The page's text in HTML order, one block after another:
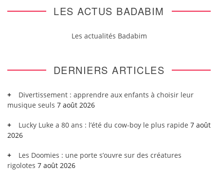
LES ACTUS BADABIM
Les actualités Badabim
DERNIERS ARTICLES
Divertissement : apprendre aux enfants à choisir leur
musique seuls 7 août 2026
Lucky Luke a 80 ans : l’été du cow-boy le plus rapide 7 août
2026
Les Doomies : une porte s’ouvre sur des créatures
rigolotes 7 août 2026